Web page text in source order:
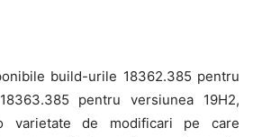
build-urile 18362.385 pentru
pentru versiunea 19H2,
varietate de modificari pe care